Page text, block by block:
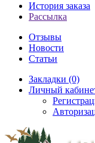
История заказа
Рассылка
Отзывы
Новости
Статьи
Закладки (0)
Личный